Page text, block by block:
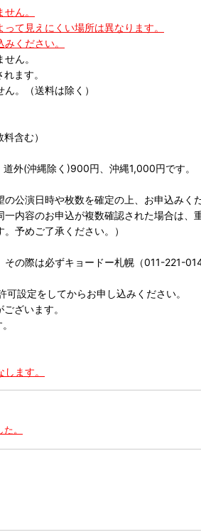
ん。
て見えにくい場所は異なります。
ください。
ん。
ます。
。（送料は除く）
含む）
外(沖縄除く)900円、沖縄1,000円です。
公演日時や枚数を確定の上、お申込みくだ
内容のお申込が複数確認された場合は、
予めご了承ください。）
の際は必ずキョードー札幌（011-221-
設定をしてからお申し込みください。
ざいます。
ます。
。